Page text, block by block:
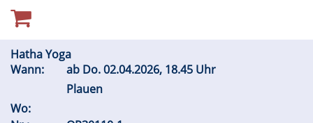
Hatha Yoga
Wann:
ab Do.02.04.2026, 18.45 Uhr
Plauen
Wo: